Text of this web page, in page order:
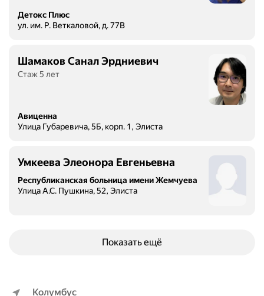
Детокс Плюс
ул. им. Р. Веткаловой, д. 77В
Шамаков Санал Эрдниевич
Стаж 5 лет
Авиценна
Улица Губаревича, 5Б, корп. 1, Элиста
Умкеева Элеонора Евгеньевна
Республиканская больница имени Жемчуева
Улица А.С. Пушкина, 52, Элиста
Показать ещё
Колумбус